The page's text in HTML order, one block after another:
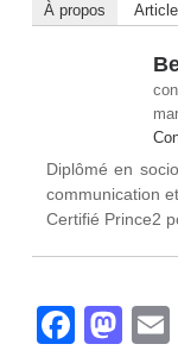
À propos
Diplômé en
communication
Certifié Prince2